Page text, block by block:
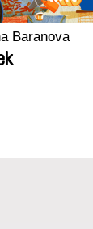
Baranova